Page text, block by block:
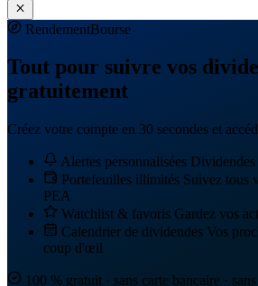
RendementBourse
Tout pour suivre vos
gratuitement
Créez votre compte en 30 secondes et
Alertes personnalisées
Portefeuilles illimités Suivez tous
PEA
Watchlist & favoris Gardez vos
Calendrier de dividendes Vos
coup d'œil
100 % gratuit · sans carte bancaire ·